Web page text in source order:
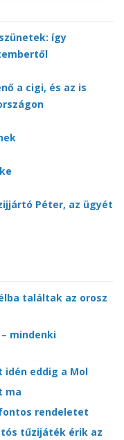
így
a cigi, és az is
Péter, az ügyét
találtak az orosz
mindenki
idén eddig a Mol
ma
rendeletet
tűzijáték érik az